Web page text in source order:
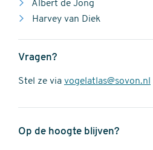
Albert de Jong
Harvey van Diek
Vragen?
Stel ze via vogelatlas@sovon.nl
Op de hoogte blijven?